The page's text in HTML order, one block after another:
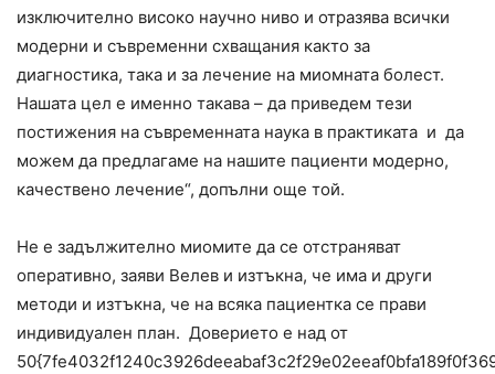
изключително високо научно ниво и отразява всички
модерни и съвременни схващания както за
диагностика, така и за лечение на миомната болест.
Нашата цел е именно такава – да приведем тези
постижения на съвременната наука в практиката и да
можем да предлагаме на нашите пациенти модерно,
качествено лечение“, допълни още той.
Не е задължително миомите да се отстраняват
оперативно, заяви Велев и изтъкна, че има и други
методи и изтъкна, че на всяка пациентка се прави
индивидуален план. Доверието е над от